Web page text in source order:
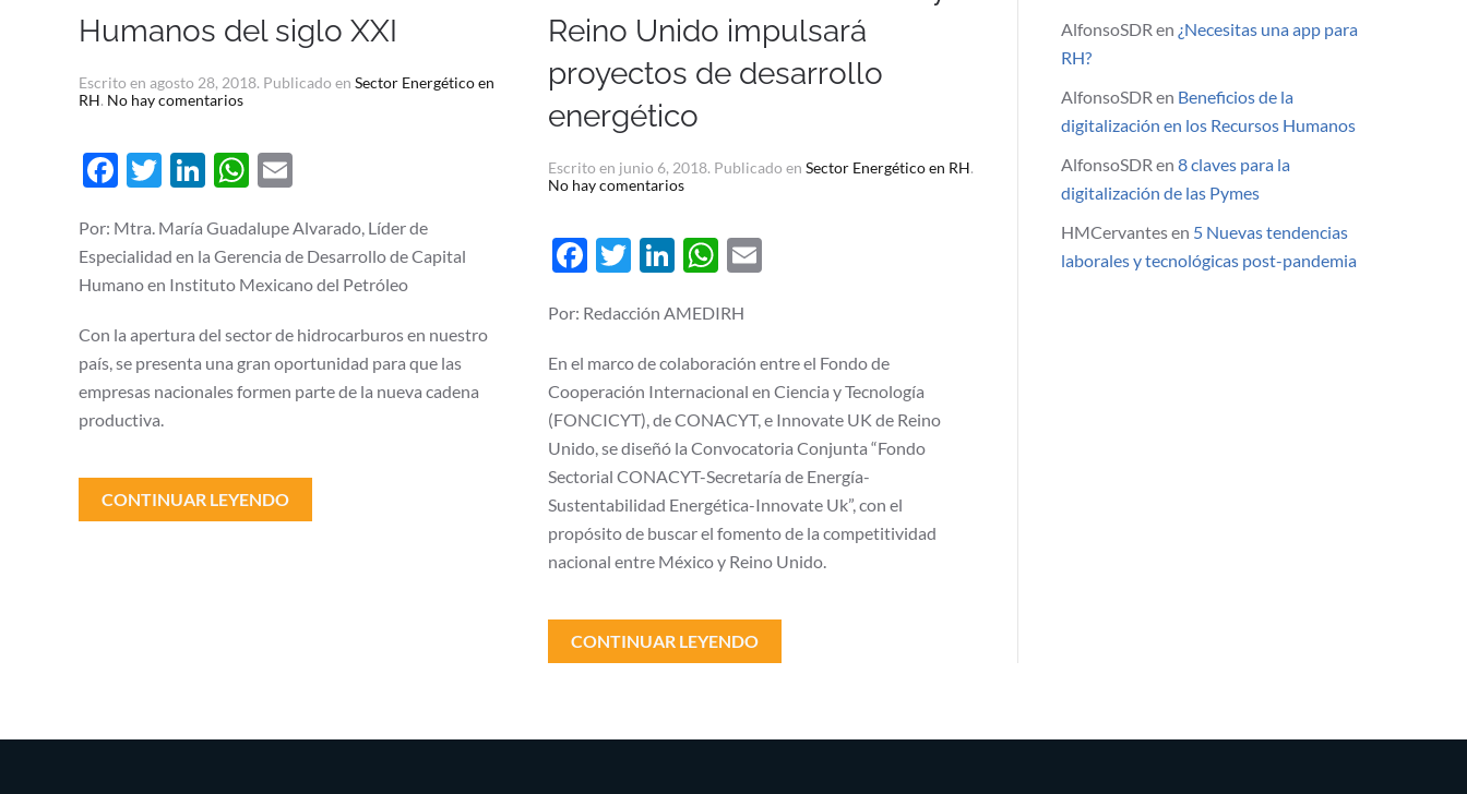
Humanos del siglo XXI
Escrito en agosto 28, 2018. Publicado en Sector Energético en
RH. No hay comentariosen
los
Recursos
Humanos
siglo
XXI
Facebook
Twitter
LinkedIn
WhatsApp
Por: Mtra. María Guadalupe Alvarado, Líder de
Especialidad en la Gerencia de Desarrollo de Capital
Humano en Instituto Mexicano del Petróleo
Con la apertura del sector de hidrocarburos en nuestro
país, se presenta una gran oportunidad para que las
empresas nacionales formen parte de la nueva cadena
productiva.
CONTINUAR LEYENDO
Reino Unido impulsará
proyectos de desarrollo
energético
Escrito en junio 6, 2018. Publicado en Sector Energético en RH.
No hay comentariosen
México
y
Reino
impulsará
proyectos
desarrollo
energético
Facebook
Twitter
LinkedIn
WhatsApp
Por: Redacción AMEDIRH
En el marco de colaboración entre el Fondo de
Cooperación Internacional en Ciencia y Tecnología
(FONCICYT), de CONACYT, e Innovate UK de Reino
Unido, se diseñó la Convocatoria Conjunta “Fondo
Sectorial CONACYT-Secretaría de Energía-
Sustentabilidad Energética-Innovate Uk”, con el
propósito de buscar el fomento de la competitividad
nacional entre México y Reino Unido.
CONTINUAR LEYENDO
AlfonsoSDR en ¿Necesitas una app para
RH?
AlfonsoSDR en Beneficios de la
digitalización en los Recursos Humanos
AlfonsoSDR en 8 claves para la
digitalización de las Pymes
HMCervantesen 5 Nuevas tendencias
laborales y tecnológicas post-pandemia